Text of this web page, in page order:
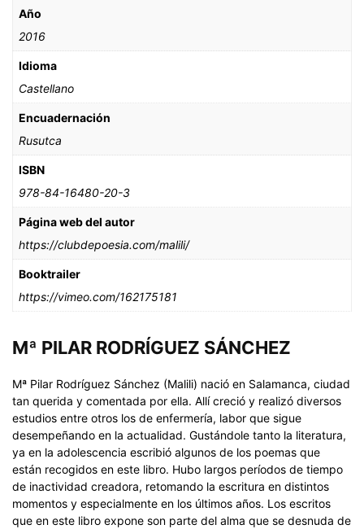
Año
2016
Idioma
Castellano
Encuadernación
Rusutca
ISBN
978-84-16480-20-3
Página web del autor
https://clubdepoesia.com/malili/
Booktrailer
https://vimeo.com/162175181
Mª PILAR RODRÍGUEZ SÁNCHEZ
Mª Pilar Rodríguez Sánchez (Malili) nació en Salamanca, ciudad
tan querida y comentada por ella. Allí creció y realizó diversos
estudios entre otros los de enfermería, labor que sigue
desempeñando en la actualidad. Gustándole tanto la literatura,
ya en la adolescencia escribió algunos de los poemas que
están recogidos en este libro. Hubo largos períodos de tiempo
de inactividad creadora, retomando la escritura en distintos
momentos y especialmente en los últimos años. Los escritos
que en este libro expone son parte del alma que se desnuda de